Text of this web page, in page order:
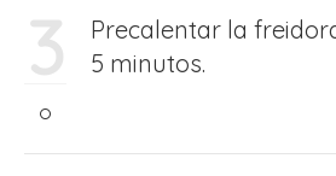
3
Precalentar la
5 minutos.